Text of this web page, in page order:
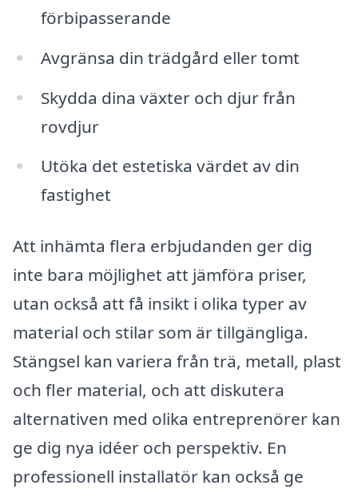
förbipasserande
Avgränsa din trädgård eller tomt
Skydda dina växter och djur från
rovdjur
Utöka det estetiska värdet av din
fastighet
Att inhämta flera erbjudanden ger dig
inte bara möjlighet att jämföra priser,
utan också att få insikt i olika typer av
material och stilar som är tillgängliga.
Stängsel kan variera från trä, metall, plast
och fler material, och att diskutera
alternativen med olika entreprenörer kan
ge dig nya idéer och perspektiv. En
professionell installatör kan också ge